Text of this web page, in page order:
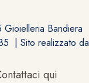
Bandiera
| Sito realizzato da
qui